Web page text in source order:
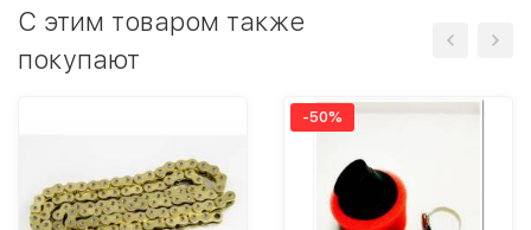
C этим товаром также
покупают
-50%